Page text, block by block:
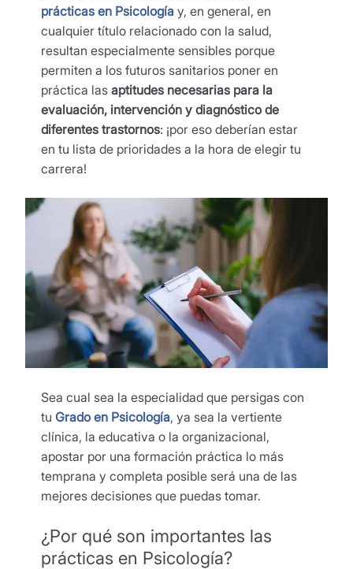
prácticas en Psicología y, en general, en
cualquier título relacionado con la salud,
resultan especialmente sensibles porque
permiten a los futuros sanitarios poner en
práctica las aptitudes necesarias para la
evaluación, intervención y diagnóstico de
diferentes trastornos: ¡por eso deberían estar
en tu lista de prioridades a la hora de elegir tu
carrera!
Sea cual sea la especialidad que persigas con
tu Grado en Psicología, ya sea la vertiente
clínica, la educativa o la organizacional,
apostar por una formación práctica lo más
temprana y completa posible será una de las
mejores decisiones que puedas tomar.
¿Por qué son importantes las
prácticas en Psicología?